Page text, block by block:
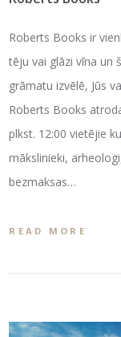
Roberts Books ir
tēju vai glāzi vīna un
grāmatu izvēlē, Jūs
Roberts Books
plkst. 12:00 vietējie
mākslinieki,
bezmaksas…
READ MORE